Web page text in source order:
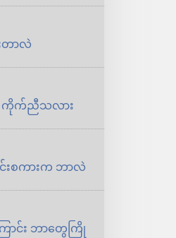
ဘာသာ
ပြန်
တာလဲ
ကိုက်ညီသလား
စကားက ဘာလဲ
ာင်း ဘာတွေကြို